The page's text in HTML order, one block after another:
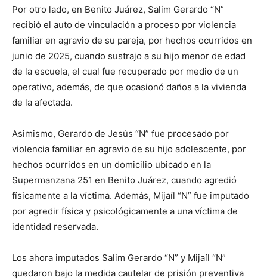
Por otro lado, en Benito Juárez, Salim Gerardo “N”
recibió el auto de vinculación a proceso por violencia
familiar en agravio de su pareja, por hechos ocurridos en
junio de 2025, cuando sustrajo a su hijo menor de edad
de la escuela, el cual fue recuperado por medio de un
operativo, además, de que ocasionó daños a la vivienda
de la afectada.
Asimismo, Gerardo de Jesús “N” fue procesado por
violencia familiar en agravio de su hijo adolescente, por
hechos ocurridos en un domicilio ubicado en la
Supermanzana 251 en Benito Juárez, cuando agredió
físicamente a la víctima. Además, Mijaíl “N” fue imputado
por agredir física y psicológicamente a una víctima de
identidad reservada.
Los ahora imputados Salim Gerardo “N” y Mijaíl “N”
quedaron bajo la medida cautelar de prisión preventiva